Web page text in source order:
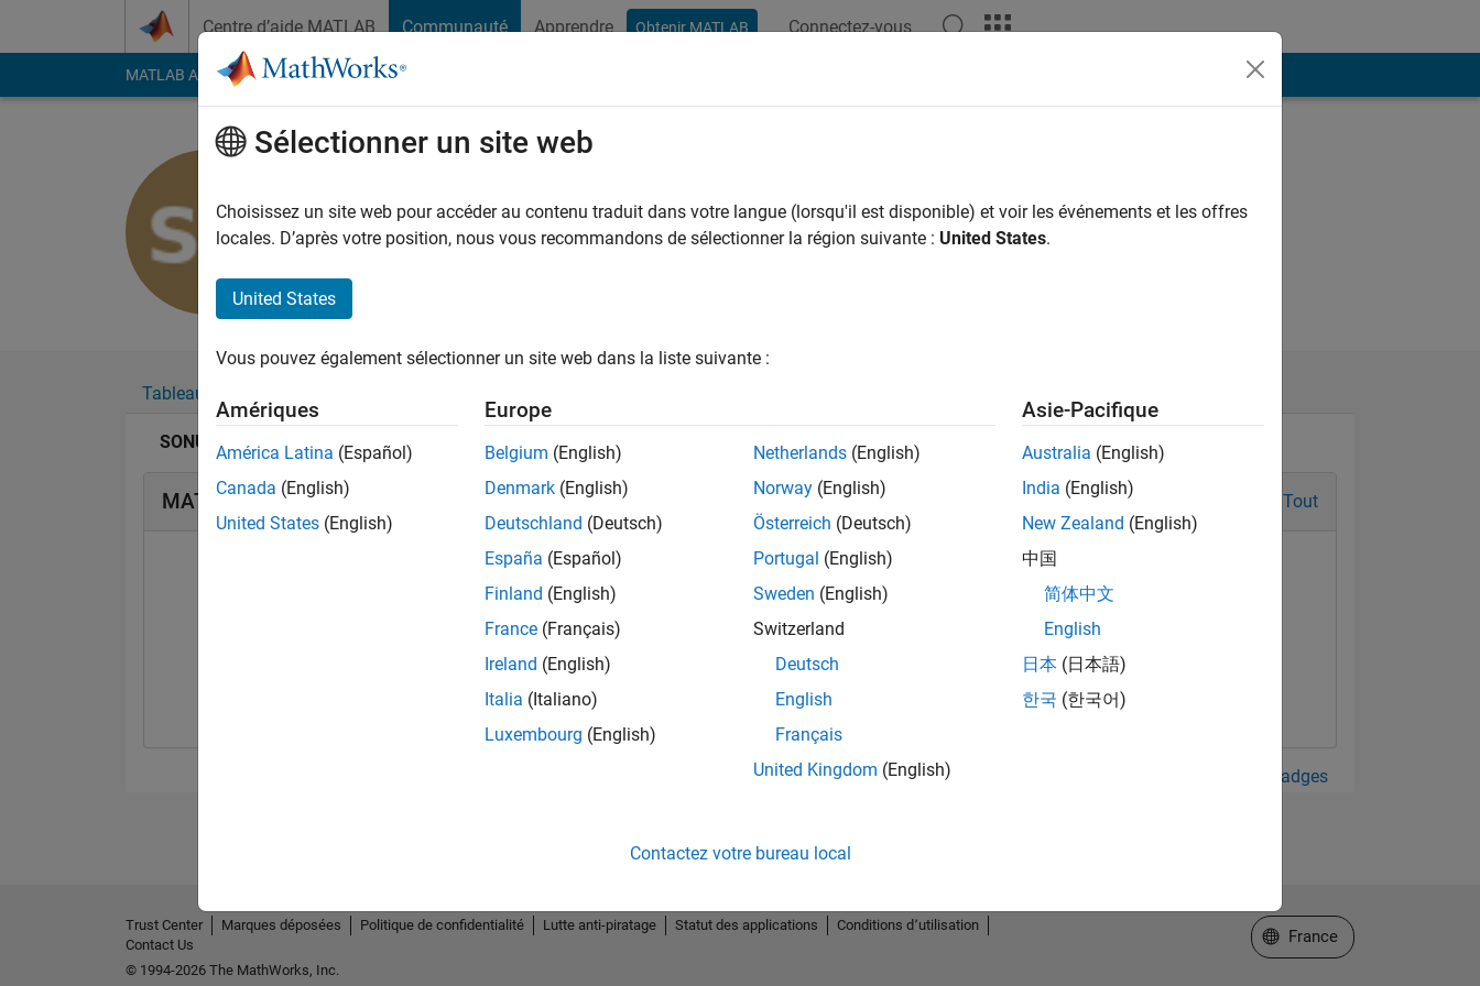
Centre d’aide MATLAB Communauté Apprendre Obtenir MATLAB Connectez-vous
MATLAB Answers File Exchange Cody
Last seen: plus de 5 ans il y a|Actif depuis 2020
Followers:0Following:0
Tableau de bord
SONU NIGAM's Badges
MATLAB Answers Badges Tout
Afficher tout Badges
Sélectionner un site web
Choisissez un site web pour accéder au contenu traduit dans votre langue (lorsqu'il est disponible) et voir les événements et les offres
locales. D’après votre position, nous vous recommandons de sélectionner la région suivante : United States.
United States
Vous pouvez également sélectionner un site web dans la liste suivante :
Amériques
América Latina (Español)
Canada (English)
United States (English)
Europe
Belgium (English)
Denmark (English)
Deutschland (Deutsch)
España (Español)
Finland (English)
France (Français)
Ireland (English)
Italia (Italiano)
Luxembourg (English)
Netherlands (English)
Norway (English)
Österreich (Deutsch)
Portugal (English)
Sweden (English)
Switzerland
Deutsch
English
Français
United Kingdom (English)
Asie-Pacifique
Australia (English)
India (English)
New Zealand (English)
中国
简体中文
English
日本 (日本語)
한국 (한국어)
Contactez votre bureau local
Trust Center Marques déposées Politique de confidentialité Lutte anti-piratage Statut des applications
Conditions d՚utilisation
Contact Us
© 1994-2026 The MathWorks, Inc.
Sélectionner un site web
France